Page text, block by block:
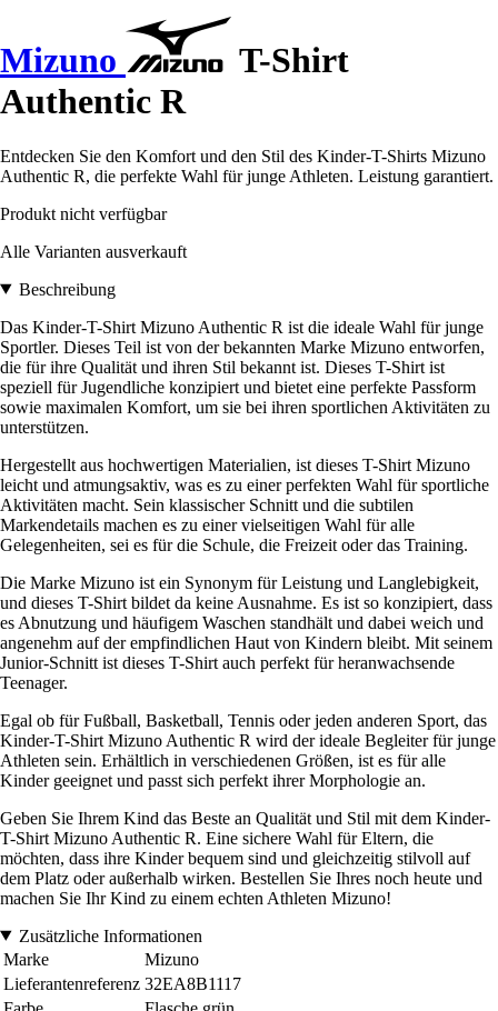
Mizuno
T-Shirt
Authentic R
Entdecken Sie den Komfort und den Stil des Kinder-T-Shirts Mizuno
Authentic R, die perfekte Wahl für junge Athleten. Leistung garantiert.
Produkt nicht verfügbar
Alle Varianten ausverkauft
Beschreibung
Das Kinder-T-Shirt Mizuno Authentic R ist die ideale Wahl für junge
Sportler. Dieses Teil ist von der bekannten Marke Mizuno entworfen,
die für ihre Qualität und ihren Stil bekannt ist. Dieses T-Shirt ist
speziell für Jugendliche konzipiert und bietet eine perfekte Passform
sowie maximalen Komfort, um sie bei ihren sportlichen Aktivitäten zu
unterstützen.
Hergestellt aus hochwertigen Materialien, ist dieses T-Shirt Mizuno
leicht und atmungsaktiv, was es zu einer perfekten Wahl für sportliche
Aktivitäten macht. Sein klassischer Schnitt und die subtilen
Markendetails machen es zu einer vielseitigen Wahl für alle
Gelegenheiten, sei es für die Schule, die Freizeit oder das Training.
Die Marke Mizuno ist ein Synonym für Leistung und Langlebigkeit,
und dieses T-Shirt bildet da keine Ausnahme. Es ist so konzipiert, dass
es Abnutzung und häufigem Waschen standhält und dabei weich und
angenehm auf der empfindlichen Haut von Kindern bleibt. Mit seinem
Junior-Schnitt ist dieses T-Shirt auch perfekt für heranwachsende
Teenager.
Egal ob für Fußball, Basketball, Tennis oder jeden anderen Sport, das
Kinder-T-Shirt Mizuno Authentic R wird der ideale Begleiter für junge
Athleten sein. Erhältlich in verschiedenen Größen, ist es für alle
Kinder geeignet und passt sich perfekt ihrer Morphologie an.
Geben Sie Ihrem Kind das Beste an Qualität und Stil mit dem Kinder-
T-Shirt Mizuno Authentic R. Eine sichere Wahl für Eltern, die
möchten, dass ihre Kinder bequem sind und gleichzeitig stilvoll auf
dem Platz oder außerhalb wirken. Bestellen Sie Ihres noch heute und
machen Sie Ihr Kind zu einem echten Athleten Mizuno!
Zusätzliche Informationen
Marke
Mizuno
Lieferantenreferenz 32EA8B1117